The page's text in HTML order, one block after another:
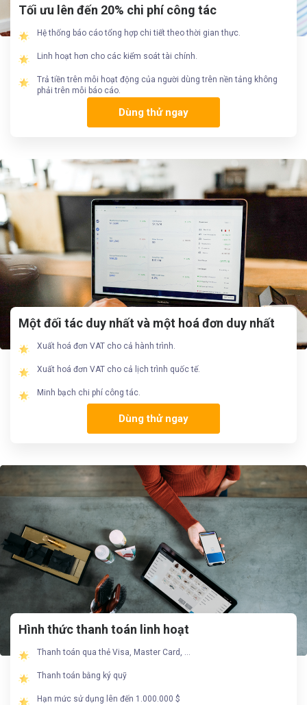
Tối ưu lên đến 20% chi phí công tác
Hệ thống báo cáo tổng hợp chi tiết theo thời gian thực.
Linh hoạt hơn cho các kiểm soát tài chính.
Trả tiền trên mỗi hoạt động của người dùng trên nền tảng không
phải trên mỗi báo cáo.
Dùng thử ngay
Một đối tác duy nhất và một hoá đơn duy nhất
Xuất hoá đơn VAT cho cả hành trình.
Xuất hoá đơn VAT cho cả lịch trình quốc tế.
Minh bạch chi phí công tác.
Dùng thử ngay
Hình thức thanh toán linh hoạt
Thanh toán qua thẻ Visa, Master Card, …
Thanh toán bằng ký quỹ
Hạn mức sử dụng lên đến 1.000.000 $